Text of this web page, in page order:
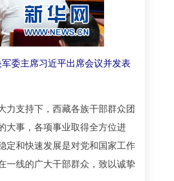
委主席习近平出席会议并发表
支持下，西藏各族干部群众团
大事，各项事业取得全方位进
定和快速发展是对党和国家工作
一线的广大干部群众，致以诚挚